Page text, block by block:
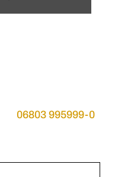
06803 995999-0